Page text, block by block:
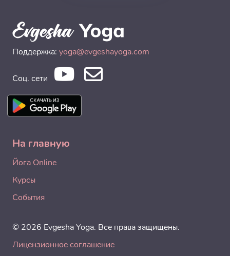
Поддержка: yoga@evgeshayoga.com
Соц. сети
На главную
Йога Online
Курсы
События
© 2026 Evgesha Yoga. Все права защищены.
Лицензионное соглашение